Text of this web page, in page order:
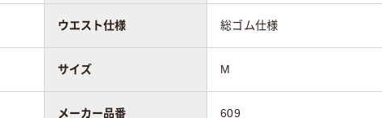
ウエスト仕様 総ゴム仕様
サイズ M
メーカー品番 609